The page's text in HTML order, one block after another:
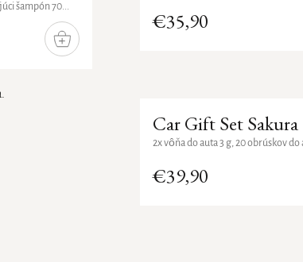
€35,90
DO
KOŠÍKA
šampón 70...
Car Gift Set Sakura
€39,90
2x vôňa do auta 3 g, 20 obrúskov